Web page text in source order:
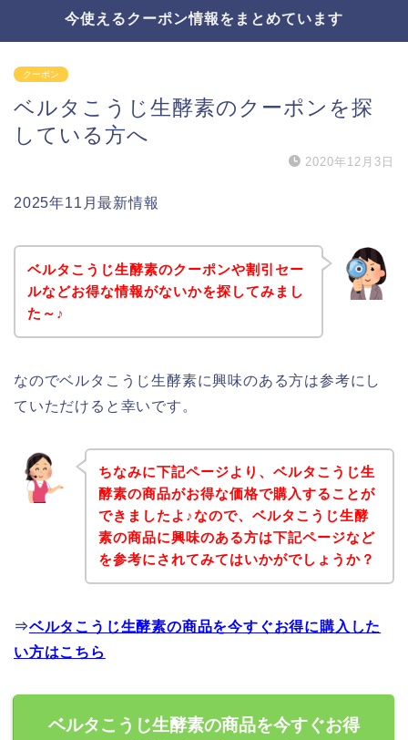
今使えるクーポン情報をまとめています
クーポン
ベルタこうじ生酵素のクーポンを探
している方へ
2020年12月3日
2025年11月最新情報
ベルタこうじ生酵素のクーポンや割引セー
ルなどお得な情報がないかを探してみまし
た～♪
なのでベルタこうじ生酵素に興味のある方は参考にし
ていただけると幸いです。
ちなみに下記ページより、ベルタこうじ生
酵素の商品がお得な価格で購入することが
できましたよ♪なので、ベルタこうじ生酵
素の商品に興味のある方は下記ページなど
を参考にされてみてはいかがでしょうか？
⇒ベルタこうじ生酵素の商品を今すぐお得に購入した
い方はこちら
ベルタこうじ生酵素の商品を今すぐお得